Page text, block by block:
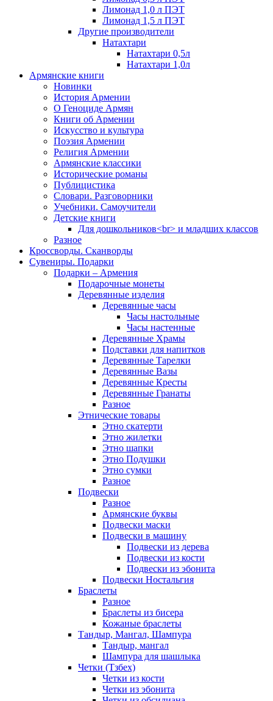
Лимонад 1,0 л ПЭТ
Лимонад 1,5 л ПЭТ
Другие производители
Натахтари
Натахтари 0,5л
Натахтари 1,0л
Армянские книги
Новинки
История Армении
О Геноциде Армян
Книги об Армении
Иcкусство и культура
Поэзия Армении
Религия Армении
Армянские классики
Исторические романы
Публицистика
Словари. Разговорники
Учебники. Самоучители
Детские книги
Для дошкольников<br> и младших классов
Разное
Кроссворды. Сканворды
Сувениры. Подарки
Подарки – Армения
Подарочные монеты
Деревянные изделия
Деревянные часы
Часы настольные
Часы настенные
Деревянные Храмы
Подставки для напитков
Деревянные Тарелки
Деревянные Вазы
Деревянные Кресты
Деревянные Гранаты
Разное
Этнические товары
Этно скатерти
Этно жилетки
Этно шапки
Этно Подушки
Этно сумки
Разное
Подвески
Разное
Армянские буквы
Подвески маски
Подвески в машину
Подвески из дерева
Подвески из кости
Подвески из эбонита
Подвески Ностальгия
Браслеты
Разное
Браслеты из бисера
Кожаные браслеты
Тандыр, Мангал, Шампура
Тандыр, мангал
Шампура для шашлыка
Четки (Тзбех)
Четки из кости
Четки из эбонита